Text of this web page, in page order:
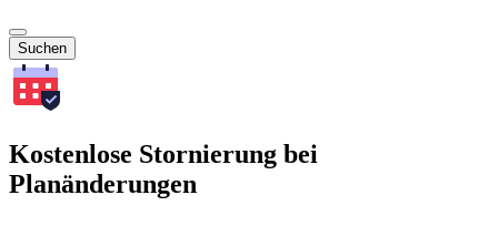
Suchen
Kostenlose Stornierung bei
Planänderungen